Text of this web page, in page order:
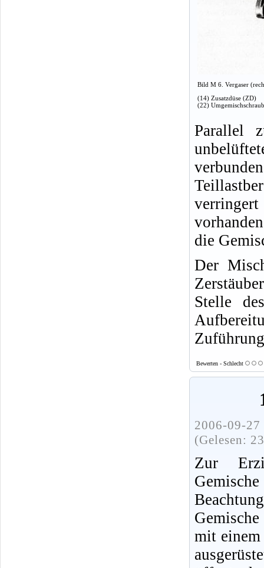
Bild M 6. Vergaser
(14) Zusatzdüse (ZD)
(22)
Parallel
die
Der
Stelle
Bewerten - Schlecht
2006-09-
(Gelesen:
Zur
mit einem